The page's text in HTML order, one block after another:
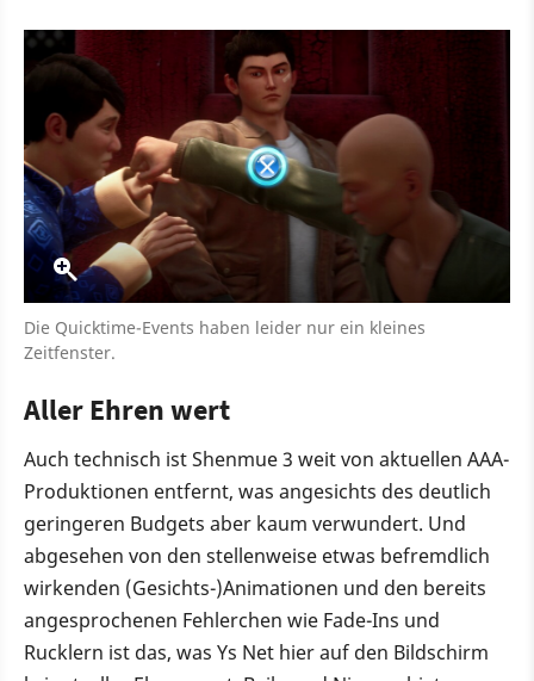
Die Quicktime-Events haben leider nur ein kleines
Zeitfenster.
Aller Ehren wert
Auch technisch ist Shenmue 3 weit von aktuellen AAA-
Produktionen entfernt, was angesichts des deutlich
geringeren Budgets aber kaum verwundert. Und
abgesehen von den stellenweise etwas befremdlich
wirkenden (Gesichts-)Animationen und den bereits
angesprochenen Fehlerchen wie Fade-Ins und
Rucklern ist das, was Ys Net hier auf den Bildschirm